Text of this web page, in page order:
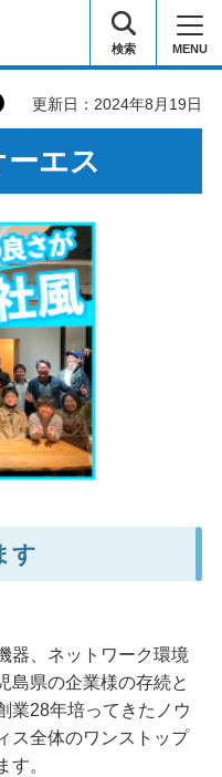
検索 MENU
更新日：2024年8月19日
エス
す
器、ネットワーク環境
島県の企業様の存続と
業28年培ってきたノウ
ス全体のワンストップ
す。